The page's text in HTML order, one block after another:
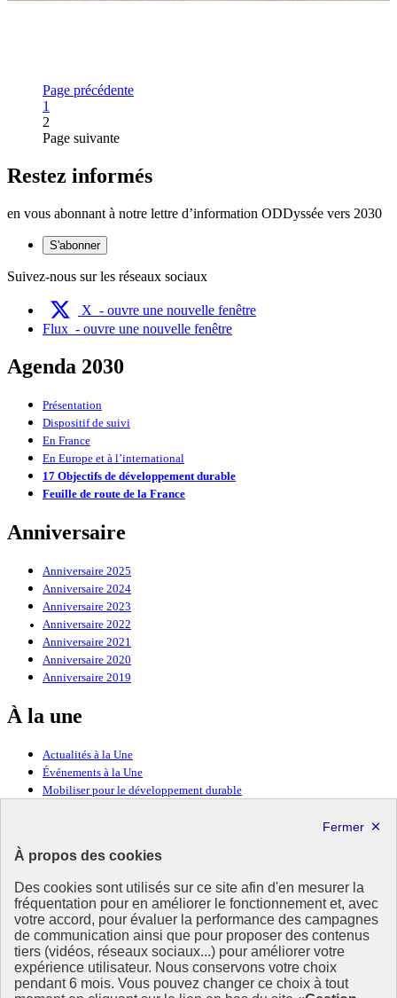
À propos des cookies
Des cookies sont utilisés sur ce site afin d'en mesurer la
fréquentation pour en améliorer le fonctionnement et, avec
votre accord, pour évaluer la performance des campagnes
de communication ainsi que pour proposer des contenus
tiers (vidéos, réseaux sociaux...) pour améliorer votre
expérience utilisateur. Nous conservons votre choix
pendant 6 mois. Vous pouvez changer ce choix à tout
Page précédente
Page
1
2
Page suivante
Restez informés
en vous abonnant à notre lettre d’information ODDyssée vers 2030
S'abonner
Suivez-nous sur les réseaux sociaux
X - ouvre une nouvelle fenêtre
Flux - ouvre une nouvelle fenêtre
Agenda 2030
Présentation
Dispositif de suivi
En France
En Europe et à l’international
17 Objectifs de développement durable
Feuille de route de la France
Anniversaire
Anniversaire 2025
Anniversaire 2024
Anniversaire 2023
Anniversaire 2022
Anniversaire 2021
Anniversaire 2020
Anniversaire 2019
À la une
Actualités à la Une
Événements à la Une
Mobiliser pour le développement durable
Ressources
Ressources
La Méth’ODD
Gouvernement
Ce site propose l’information de référence concernant l’Agenda